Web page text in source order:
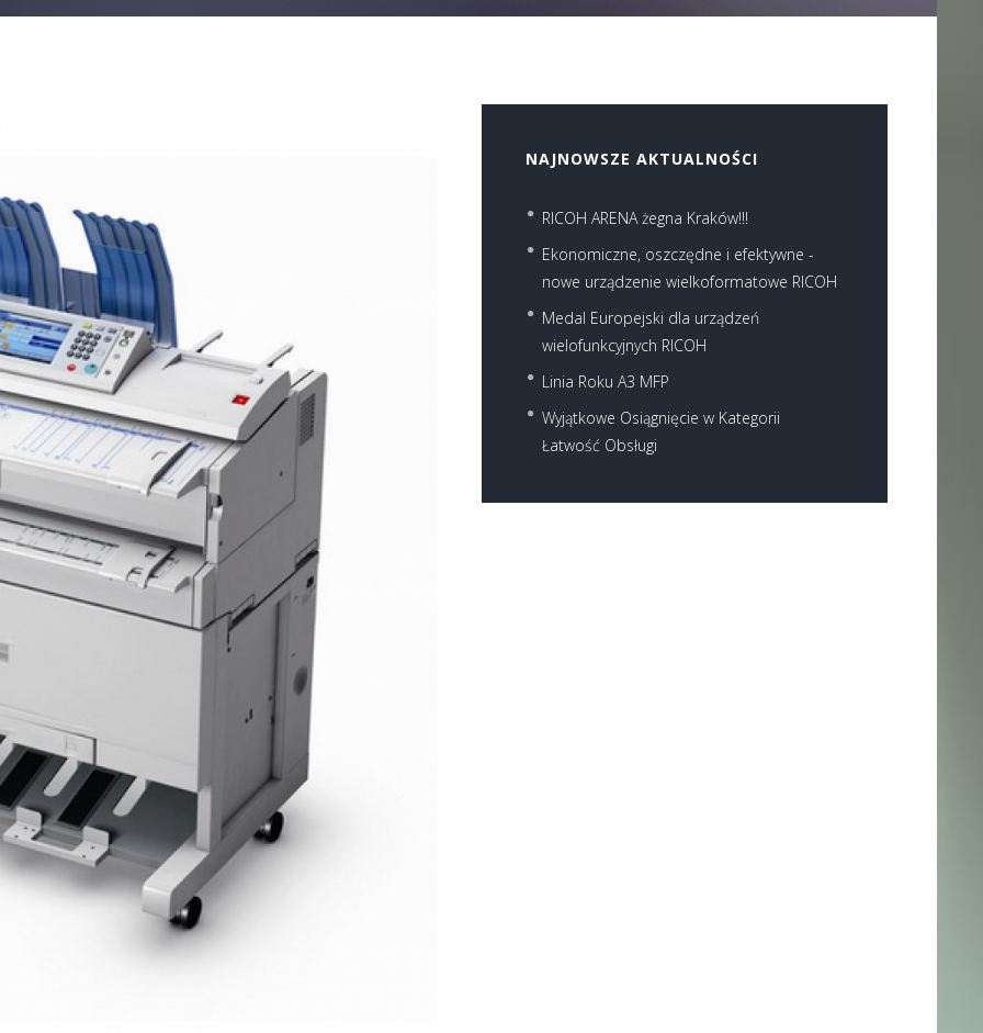
NAJNOWSZE AKTUALNOŚCI
RICOH ARENA żegna Kraków!!!
Ekonomiczne, oszczędne i efektywne -
nowe urządzenie wielkoformatowe RICOH
Medal Europejski dla urządzeń
wielofunkcyjnych RICOH
Linia Roku A3 MFP
Wyjątkowe Osiągnięcie w Kategorii
Łatwość Obsługi